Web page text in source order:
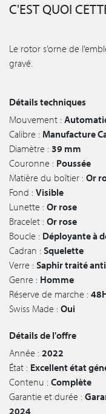
C'EST QUOI
Le rotor s’orne de
gravé.
Détails techniques
Mouvement :
Calibre : Manufacture
Diamètre : 39 mm
Couronne : Poussée
Matière du boîtier : Or
Fond : Visible
Lunette : Or rose
Bracelet : Or rose
Boucle : Déployante à
Cadran : Squelette
Verre : Saphir traité
Genre : Homme
Réserve de marche :
Swiss Made : Oui
Détails de l'offre
Année : 2022
État : Excellent état
Contenu : Complète
Garantie et durée :
2024